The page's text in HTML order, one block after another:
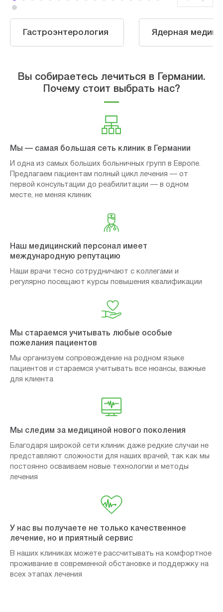
Гастроэнтерология Ядерная
Вы собираетесь лечиться в Германии.
Почему стоит выбрать нас?
Мы — самая большая сеть клиник в Германии
И одна из самых больших больничных групп в Европе.
Предлагаем пациентам полный цикл лечения — от
первой консультации до реабилитации — в одном
месте, не меняя клиник
Наш медицинский персонал имеет
международную репутацию
Наши врачи тесно сотрудничают с коллегами и
регулярно посещают курсы повышения квалификации
Мы стараемся учитывать любые особые
пожелания пациентов
Мы организуем сопровождение на родном языке
пациентов и стараемся учитывать все нюансы, важные
для клиента
Мы следим за медициной нового поколения
Благодаря широкой сети клиник даже редкие случаи не
представляют сложности для наших врачей, так как мы
постоянно осваиваем новые технологии и методы
лечения
У нас вы получаете не только качественное
лечение, но и приятный сервис
В наших клиниках можете рассчитывать на комфортное
проживание в современной обстановке и поддержку на
всех этапах лечения